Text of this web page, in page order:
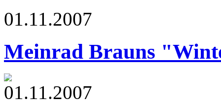
01.11.2007
Meinrad Brauns
01.11.2007